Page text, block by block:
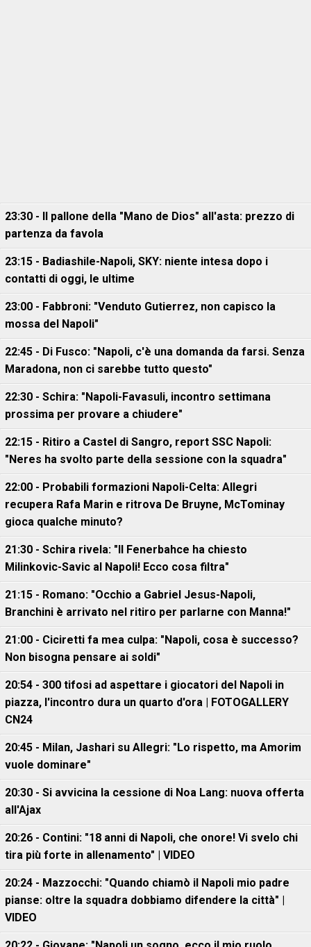
23:30 - Il pallone della "Mano de Dios" all'asta: prezzo di
partenza da favola
23:15 - Badiashile-Napoli, SKY: niente intesa dopo i
contatti di oggi, le ultime
23:00 - Fabbroni: "Venduto Gutierrez, non capisco la
mossa del Napoli"
22:45 - Di Fusco: "Napoli, c'è una domanda da farsi. Senza
Maradona, non ci sarebbe tutto questo"
22:30 - Schira: "Napoli-Favasuli, incontro settimana
prossima per provare a chiudere"
22:15 - Ritiro a Castel di Sangro, report SSC Napoli:
"Neres ha svolto parte della sessione con la squadra"
22:00 - Probabili formazioni Napoli-Celta: Allegri
recupera Rafa Marin e ritrova De Bruyne, McTominay
gioca qualche minuto?
21:30 - Schira rivela: "Il Fenerbahce ha chiesto
Milinkovic-Savic al Napoli! Ecco cosa filtra"
21:15 - Romano: "Occhio a Gabriel Jesus-Napoli,
Branchini è arrivato nel ritiro per parlarne con Manna!"
21:00 - Ciciretti fa mea culpa: "Napoli, cosa è successo?
Non bisogna pensare ai soldi"
20:54 - 300 tifosi ad aspettare i giocatori del Napoli in
piazza, l'incontro dura un quarto d'ora | FOTOGALLERY
CN24
20:45 - Milan, Jashari su Allegri: "Lo rispetto, ma Amorim
vuole dominare"
20:30 - Si avvicina la cessione di Noa Lang: nuova offerta
all'Ajax
20:26 - Contini: "18 anni di Napoli, che onore! Vi svelo chi
tira più forte in allenamento" | VIDEO
20:24 - Mazzocchi: "Quando chiamò il Napoli mio padre
pianse: oltre la squadra dobbiamo difendere la città" |
VIDEO